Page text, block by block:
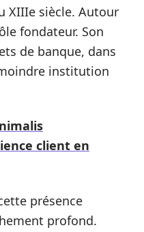
XIIIe siècle. Autour
fondateur. Son
de banque, dans
institution
client en
présence
profond.